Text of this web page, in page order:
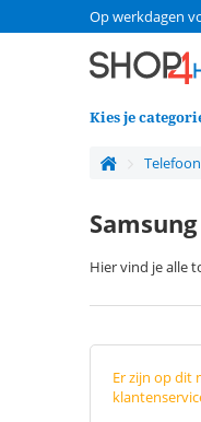
Op werkdagen
Kies je
Hier vind je alle
Er zijn op dit